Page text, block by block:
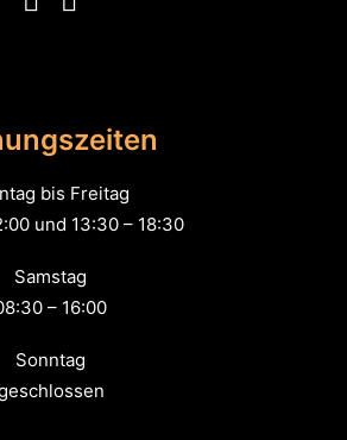
bis Freitag
und 13:30 – 18:30
Samstag
– 16:00
Sonntag